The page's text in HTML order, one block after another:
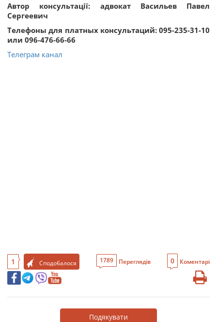
Автор консультації: адвокат Васильев Павел
Сергеевич
Телефоны для платных консультаций: 095-235-31-10
или 096-476-66-66
Телеграм канал
1 Сподобалося 1789 Переглядів 0 Коментарі
Подякувати